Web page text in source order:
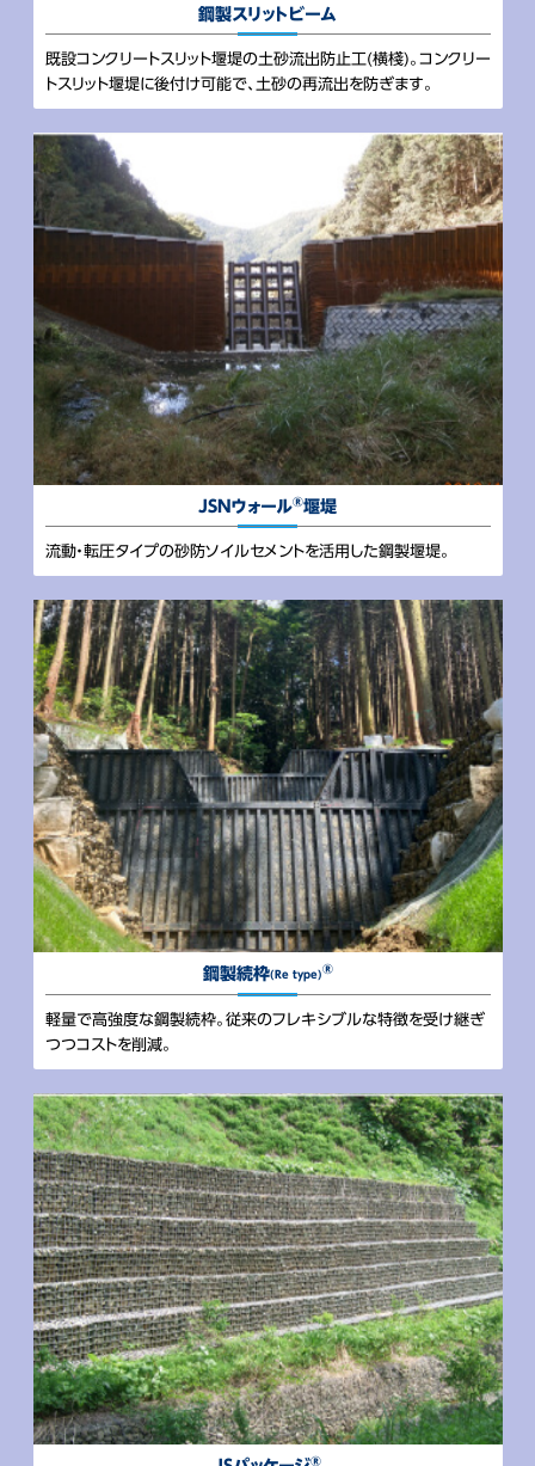
鋼製スリットビーム
既設コンクリートスリット堰堤の土砂流出防止工(横棧)。コンクリー
トスリット堰堤に後付け可能で、土砂の再流出を防ぎます。
JSNウォール®堰堤
流動・転圧タイプの砂防ソイルセメントを活用した鋼製堰堤。
鋼製続枠(Re type)
®
軽量で⾼強度な鋼製続枠。従来のフレキシブルな特徴を受け継ぎ
つつコストを削減。
®